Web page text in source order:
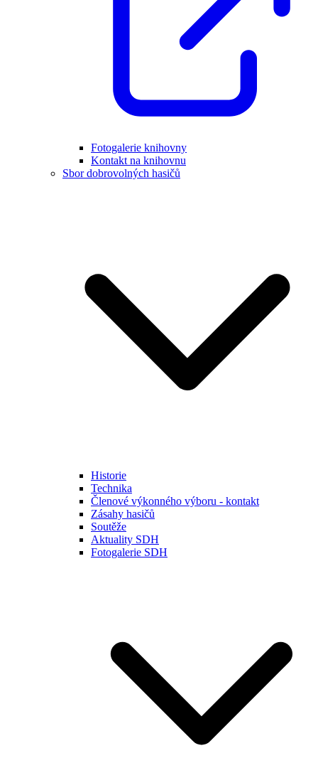
Fotogalerie knihovny
Kontakt na knihovnu
Sbor dobrovolných hasičů
Historie
Technika
Členové výkonného výboru - kontakt
Zásahy hasičů
Soutěže
Aktuality SDH
Fotogalerie SDH